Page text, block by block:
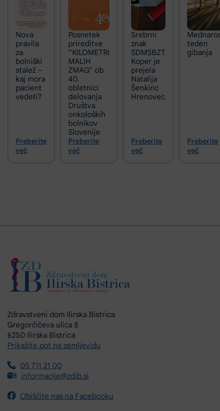
Nova
pravila
za
bolniški
stalež –
kaj mora
pacient
vedeti?
Preberite
več
Posnetek
prireditve
“KILOMETRI
MALIH
ZMAG” ob
40.
obletnici
delovanja
Društva
onkoloških
bolnikov
Slovenije
Preberite
več
Srebrni
znak
SDMSBZT
Koper je
prejela
Natalija
Šenkinc
Hrenovec
Preberite
več
teden
gibanja
Preberite
več
Zdravstveni dom Ilirska Bistrica
Gregorčičeva ulica 8
6250 Ilirska Bistrica
Prikažite pot na zemljevidu
05 711 21 00
informacije@zdib.si
Obiščite nas na Facebooku